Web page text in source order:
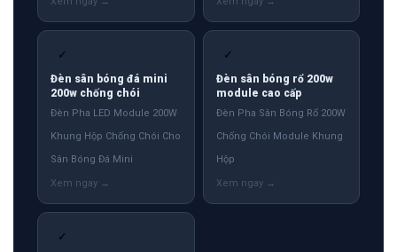
✓
Đèn sân bóng đá mini
200w chống chói
Đèn Pha LED Module 200W
Khung Hộp Chống Chói Cho
Sân Bóng Đá Mini
✓
Đèn sân bóng rổ 200w
module cao cấp
Đèn Pha Sân Bóng Rổ 200W
Chống Chói Module Khung
Hộp
✓